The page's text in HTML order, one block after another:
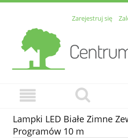
Zarejestruj się
Lampki LED Białe Zimne
Programów 10 m